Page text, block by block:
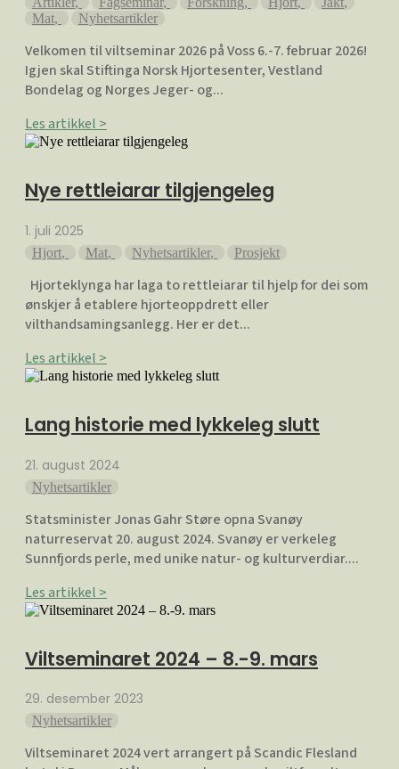
Mat, Nyhetsartikler
Velkomen til viltseminar 2026 på Voss 6.-7. februar 2026!
Igjen skal Stiftinga Norsk Hjortesenter, Vestland
Bondelag og Norges Jeger- og...
Les artikkel >
Nye rettleiarar tilgjengeleg
1. juli 2025
Hjort, Mat, Nyhetsartikler, Prosjekt
Hjorteklynga har laga to rettleiarar til hjelp for dei som
ønskjer å etablere hjorteoppdrett eller
vilthandsamingsanlegg. Her er det...
Les artikkel >
Lang historie med lykkeleg slutt
21. august 2024
Nyhetsartikler
Statsminister Jonas Gahr Støre opna Svanøy
naturreservat 20. august 2024. Svanøy er verkeleg
Sunnfjords perle, med unike natur- og kulturverdiar....
Les artikkel >
Viltseminaret 2024 – 8.-9. mars
29. desember 2023
Nyhetsartikler
Viltseminaret 2024 vert arrangert på Scandic Flesland